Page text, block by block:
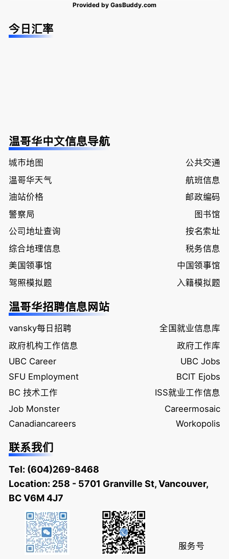
Provided by GasBuddy.com
今日汇率
温哥华中文信息导航
城市地图
公共交通
温哥华天气
航班信息
油站价格
邮政编码
警察局
图书馆
公司地址查询
按名索址
综合地理信息
税务信息
美国领事馆
中国领事馆
驾照模拟题
入籍模拟题
温哥华招聘信息网站
vansky每日招聘
全国就业信息库
政府机构工作信息
政府工作库
UBC Career
UBC Jobs
SFU Employment
BCIT Ejobs
BC 技术工作
ISS就业工作信息
Job Monster
Careermosaic
Canadiancareers
Workopolis
联系我们
Tel: (604)269-8468
Location: 258 - 5701 Granville St, Vancouver,
BC V6M 4J7
服务号